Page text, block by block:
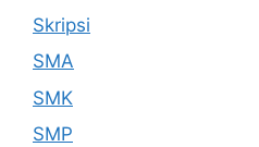
Skripsi
SMA
SMK
SMP